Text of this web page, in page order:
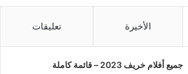
الأخيرة تعليقات
جميع أفلام خريف 2023 – قائمة كاملة